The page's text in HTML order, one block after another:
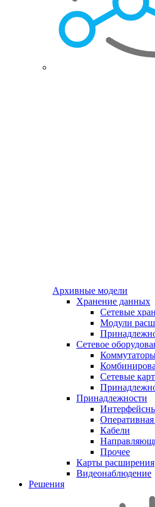
Архивные модели
Хранение данных
Сетевые
Модули
Сетевое
Сетевые
Принадлежности
Кабели
Прочее
Карты расширения
Видеонаблюдение
Решения